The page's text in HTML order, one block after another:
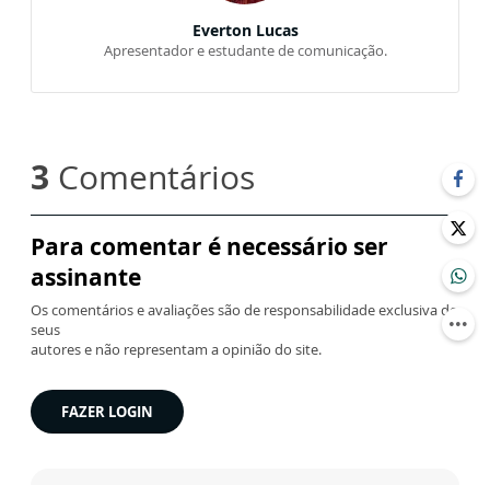
Everton Lucas
Apresentador e estudante de comunicação.
3 Comentários
Para comentar é necessário ser
assinante
Os comentários e avaliações são de responsabilidade exclusiva de
seus
autores e não representam a opinião do site.
FAZER LOGIN